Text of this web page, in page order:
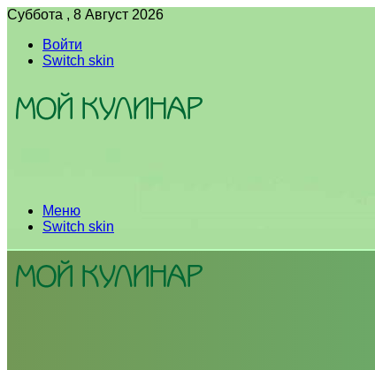
Суббота , 8 Август 2026
Войти
Switch skin
Меню
Switch skin